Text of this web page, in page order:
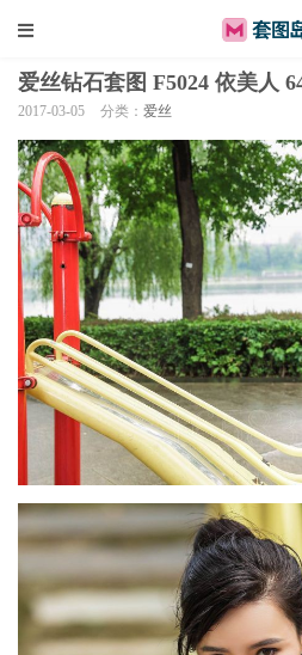
爱丝钻石套图 F5024 依美人
2017-03-05 分类： 爱丝